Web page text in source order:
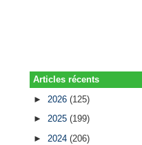
Articles récents
► 2026(125)
►2025(199)
►2024(206)